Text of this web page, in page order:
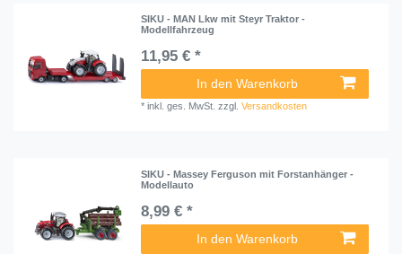
SIKU - MAN Lkw mit Steyr Traktor -
Modellfahrzeug
11,95 € *
In den Warenkorb
*inkl. ges. MwSt. zzgl.Versandkosten
SIKU - Massey Ferguson mit Forstanhänger -
Modellauto
8,99 € *
In den Warenkorb